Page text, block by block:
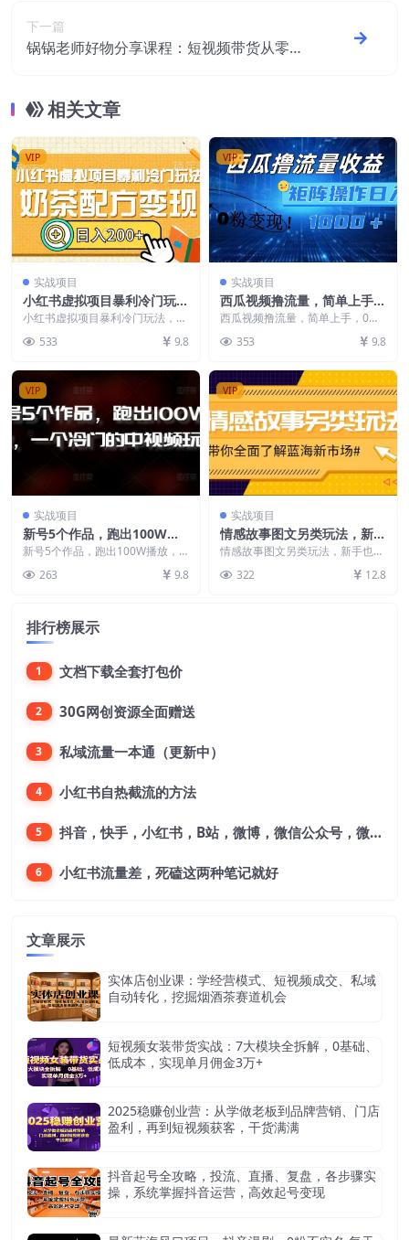
下一篇
锅锅老师好物分享课程：短视频带货从零基
相关文章
VIP
实战项目
小红书虚拟项目暴利冷门玩
法，奶茶配方变现，日入200
+【揭秘】
小红书虚拟项目暴利冷门玩法，奶
小红书赛道中发现...
533 9.8
VIP
实战项目
西瓜视频撸流量，简单上手，
0粉变现矩阵操作，日入1000
+【揭秘】
西瓜视频撸流量，简单上手，0粉
秘】 今天给大家分...
353 9.8
VIP
实战项目
新号5个作品，跑出100W播
放，一个冷门的中视频玩法
【揭秘】
新号5个作品，跑出100W播放，
中视频很卷，但是目...
263 9.8
VIP
实战项目
情感故事图文另类玩法，新手
也能轻松学会，简单搬运月入
万元
情感故事图文另类玩法，新手也能
目课程： 1、项目原...
322 12.8
排行榜展示
1 文档下载全套打包价
2 30G网创资源全面赠送
3 私域流量一本通（更新中）
4 小红书自热截流的方法
5 抖音，快手，小红书，B站，微博，微信公众号，微信视频号。每一个平台，都是不一样的机会，对应不一样的赚钱思路
6 小红书流量差，死磕这两种笔记就好
文章展示
实体店创业课：学经营模式、短视频成交、私域
自动转化，挖掘烟酒茶赛道机会
短视频女装带货实战：7大模块全拆解，0基础、
低成本，实现单月佣金3万+
2025稳赚创业营：从学做老板到品牌营销、门店
盈利，再到短视频获客，干货满满
抖音起号全攻略，投流、直播、复盘，各步骤实
操，系统掌握抖音运营，高效起号变现